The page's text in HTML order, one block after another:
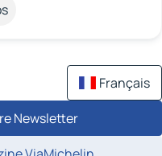
Français
Newsletter